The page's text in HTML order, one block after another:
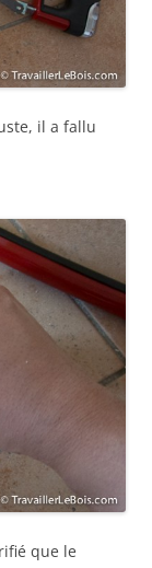
il a fallu
que le